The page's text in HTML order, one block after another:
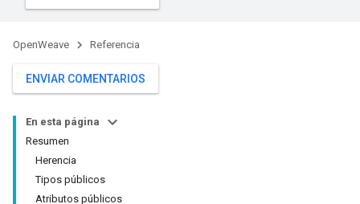
OpenWeave Referencia
ENVIAR COMENTARIOS
En esta página
Resumen
Herencia
Tipos públicos
Atributos públicos